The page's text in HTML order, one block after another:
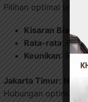
Pilihan optimal untuk
Kisaran Biaya
Rata-rata: Rp
Keunikan:
Jakarta Timur: Nilai
Hubungan optimal